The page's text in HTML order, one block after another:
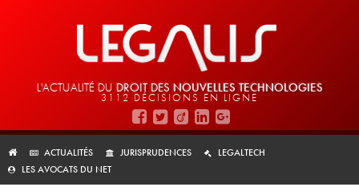
L'ACTUALITÉ DU DROIT DES NOUVELLES TECHNOLOGIES
3112 DÉCISIONS EN LIGNE
ACTUALITÉS JURISPRUDENCES
LEGALTECH
LES AVOCATS DU NET